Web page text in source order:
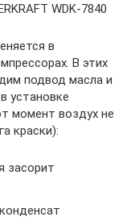
WDK-7840
в
В этих
подвод масла и
установке
момент воздух не
краски):
засорит